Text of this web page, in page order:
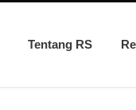
Tentang RS